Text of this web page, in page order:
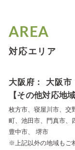
AREA
対応エリア
大阪府： 大阪市
【その他対応地域
枚方市、寝屋川市、交
町、池田市、門真市、
豊中市、 堺市
※上記以外の地域もご